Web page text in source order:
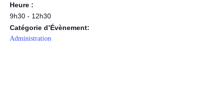
Heure :
9h30 - 12h30
Catégorie d’Évènement:
Administration